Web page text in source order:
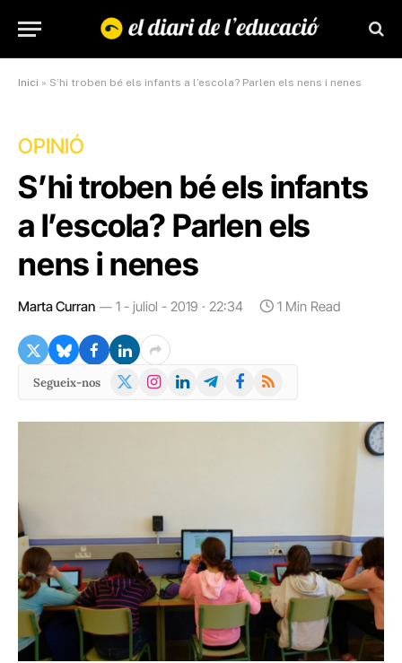
Inici » S’hi troben bé els infants a l’escola? Parlen els nens i nenes
OPINIÓ
S’hi troben bé els infants
a l’escola? Parlen els
nens i nenes
Marta Curran 1 - juliol - 2019 · 22:34 1 Min Read
Segueix-nos
X
Instagram
LinkedInTelegramFacebook
RSS